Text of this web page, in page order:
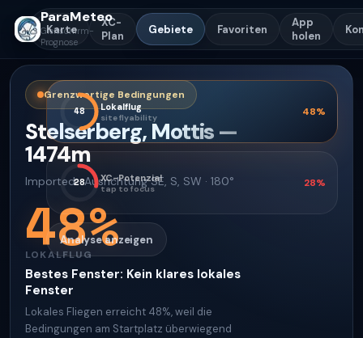
ParaMeteo
Gleitschirm-
Prognose
Karte
XC-
Plan
Gebiete Favoriten
App
holen
Grenzwertige Bedingungen
Stelserberg, Mottis —
1474m
Imported·Ausrichtung SE, S, SW · 180°
48%
LOKALFLUG
Bestes Fenster: Kein klares lokales
Fenster
Lokales Fliegen erreicht 48%, weil die
Bedingungen am Startplatz überwiegend
48 Lokalflug
site flyability 48%
28 XC-Potenzial
tap to focus 28%
Analyse anzeigen